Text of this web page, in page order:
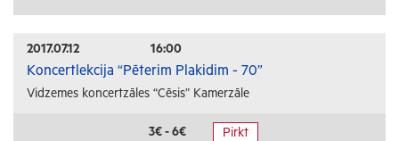
2017.07.12 16:00
Koncertlekcija “Pēterim Plakidim - 70”
Vidzemes koncertzāles “Cēsis” Kamerzāle
3€ - 6€ Pirkt